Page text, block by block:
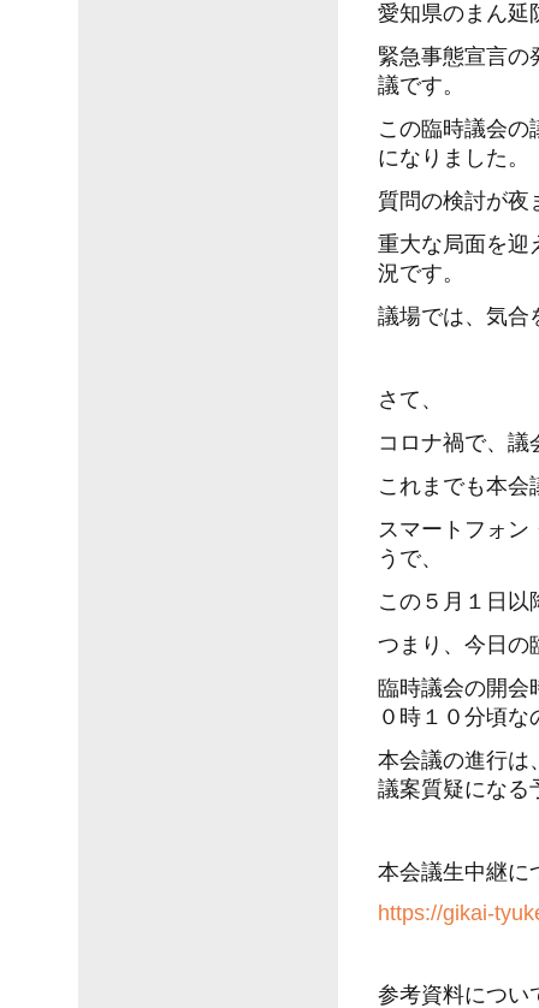
愛知県のまん延
緊急事態宣言の
議です。
この臨時議会の
になりました。
質問の検討が夜
重大な局面を迎
況です。
議場では、気合
さて、
コロナ禍で、議
これまでも本会
スマートフォン
うで、
この５月１日以
つまり、今日の
臨時議会の開会
０時１０分頃
本会議の進行は
議案質疑になる
本会議生中継に
https://gikai-
参考資料につい